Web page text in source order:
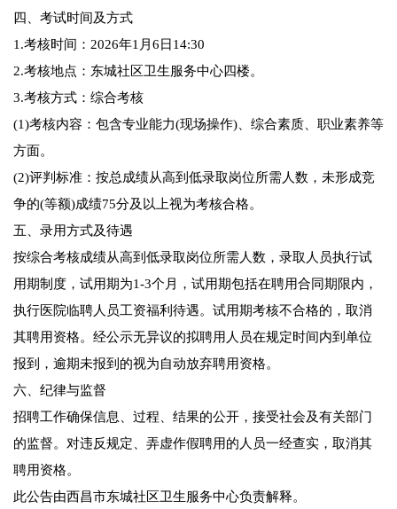
四、考试时间及方式
1.考核时间：2026年1月6日14:30
2.考核地点：东城社区卫生服务中心四楼。
3.考核方式：综合考核
(1)考核内容：包含专业能力(现场操作)、综合素质、职业素养等
方面。
(2)评判标准：按总成绩从高到低录取岗位所需人数，未形成竞
争的(等额)成绩75分及以上视为考核合格。
五、录用方式及待遇
按综合考核成绩从高到低录取岗位所需人数，录取人员执行试
用期制度，试用期为1-3个月，试用期包括在聘用合同期限内，
执行医院临聘人员工资福利待遇。试用期考核不合格的，取消
其聘用资格。经公示无异议的拟聘用人员在规定时间内到单位
报到，逾期未报到的视为自动放弃聘用资格。
六、纪律与监督
招聘工作确保信息、过程、结果的公开，接受社会及有关部门
的监督。对违反规定、弄虚作假聘用的人员一经查实，取消其
聘用资格。
此公告由西昌市东城社区卫生服务中心负责解释。